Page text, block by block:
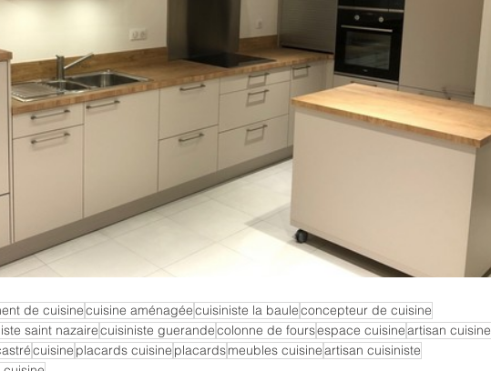
de cuisinecuisine aménagéecuisiniste la bauleconcepteur de cuisine
saint nazairecuisiniste guerandecolonne de foursespace cuisineartisan cuisine
cuisine placards cuisine placardsmeubles cuisineartisan cuisiniste